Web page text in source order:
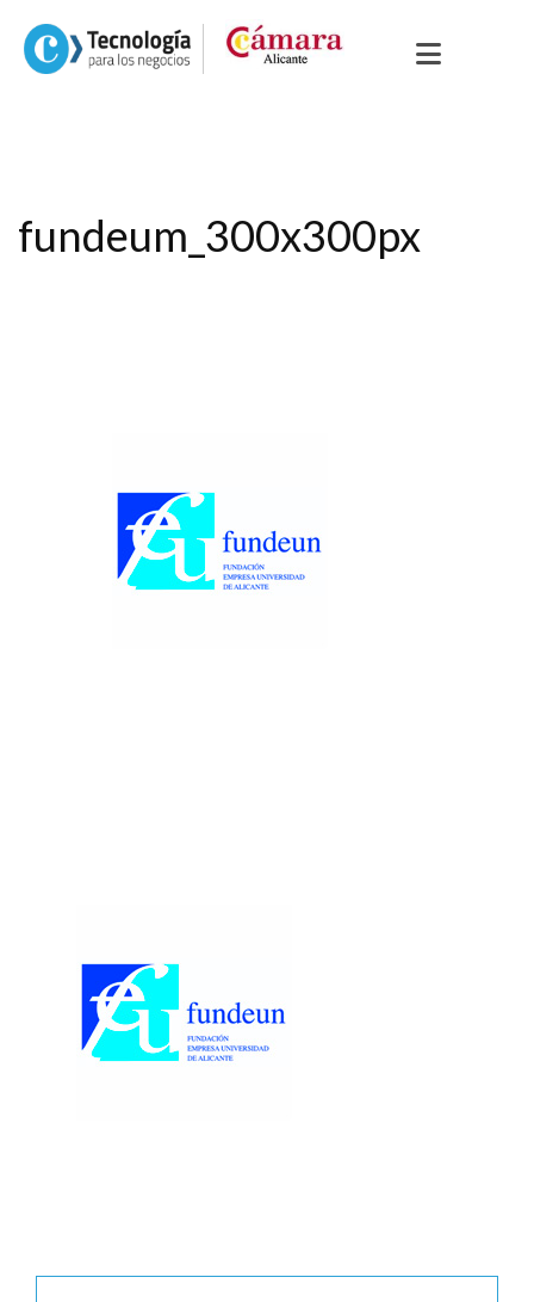
fundeum_300x300px